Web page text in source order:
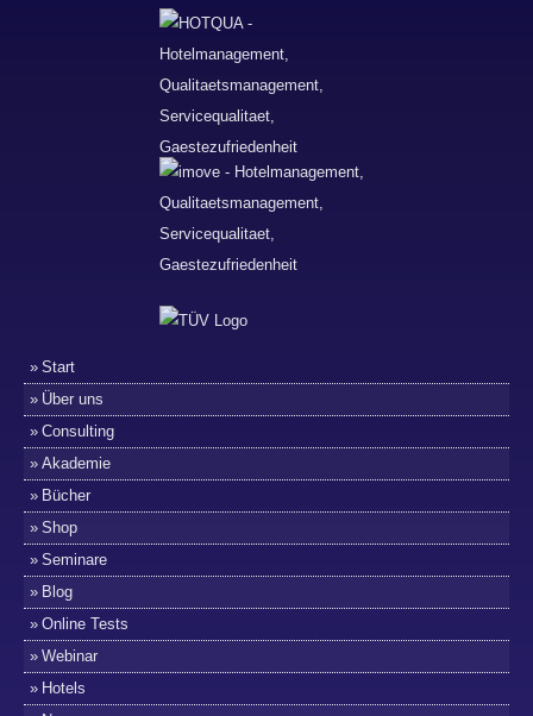
Start
Über uns
Consulting
Akademie
Bücher
Shop
Seminare
Blog
Online Tests
Webinar
Hotels